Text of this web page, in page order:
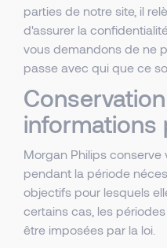
parties de notre site, il
d'assurer la
vous demandons de ne
passe avec qui que ce
informations
Morgan Philips
pendant la période
objectifs pour lesquels
certains cas, les
être imposées par la loi.